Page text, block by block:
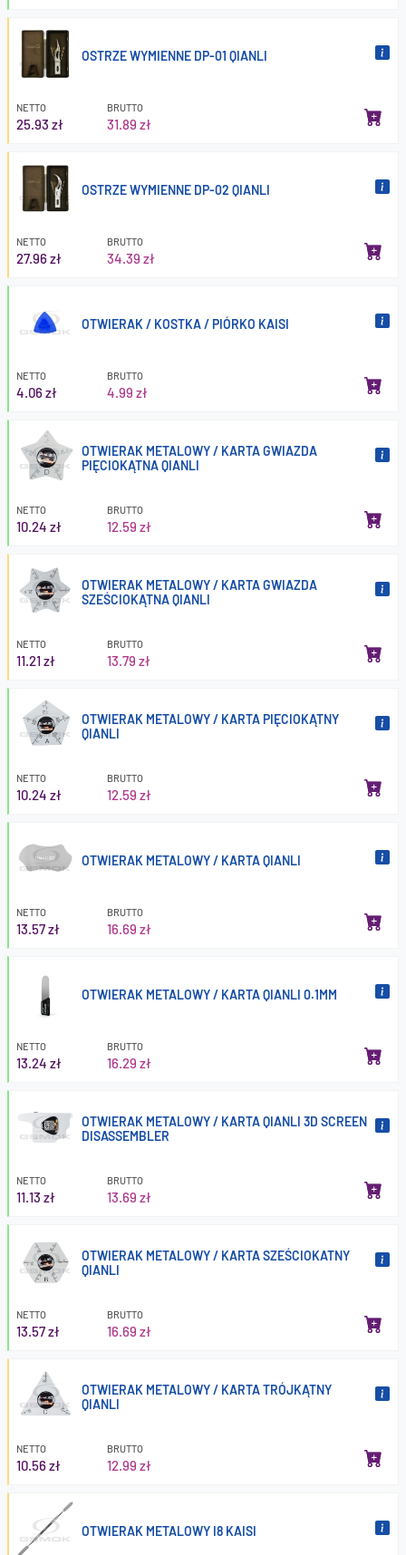
OSTRZE WYMIENNE DP-01 QIANLI
NETTO
25.93 zł
BRUTTO
31.89 zł
OSTRZE WYMIENNE DP-02 QIANLI
NETTO
27.96 zł
BRUTTO
34.39 zł
OTWIERAK / KOSTKA / PIÓRKO KAISI
NETTO
4.06 zł
BRUTTO
4.99 zł
OTWIERAK METALOWY / KARTA GWIAZDA
PIĘCIOKĄTNA QIANLI
NETTO
10.24 zł
BRUTTO
12.59 zł
OTWIERAK METALOWY / KARTA GWIAZDA
SZEŚCIOKĄTNA QIANLI
NETTO
11.21 zł
BRUTTO
13.79 zł
OTWIERAK METALOWY / KARTA PIĘCIOKĄTNY
QIANLI
NETTO
10.24 zł
BRUTTO
12.59 zł
OTWIERAK METALOWY / KARTA QIANLI
NETTO
13.57 zł
BRUTTO
16.69 zł
OTWIERAK METALOWY / KARTA QIANLI 0.1MM
NETTO
13.24 zł
BRUTTO
16.29 zł
OTWIERAK METALOWY / KARTA QIANLI 3D SCREEN
DISASSEMBLER
NETTO
11.13 zł
BRUTTO
13.69 zł
OTWIERAK METALOWY / KARTA SZEŚCIOKATNY
QIANLI
NETTO
13.57 zł
BRUTTO
16.69 zł
OTWIERAK METALOWY / KARTA TRÓJKĄTNY
QIANLI
NETTO
10.56 zł
BRUTTO
12.99 zł
OTWIERAK METALOWY I8 KAISI